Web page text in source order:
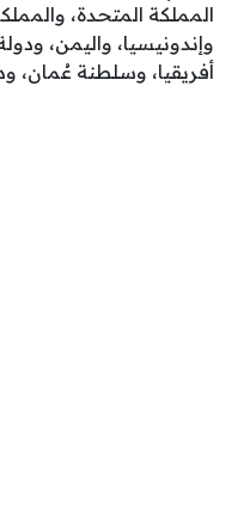
المملكة المتحدة،
وإندونيسيا، واليمن،
أفريقيا، وسلطنة عُمان،